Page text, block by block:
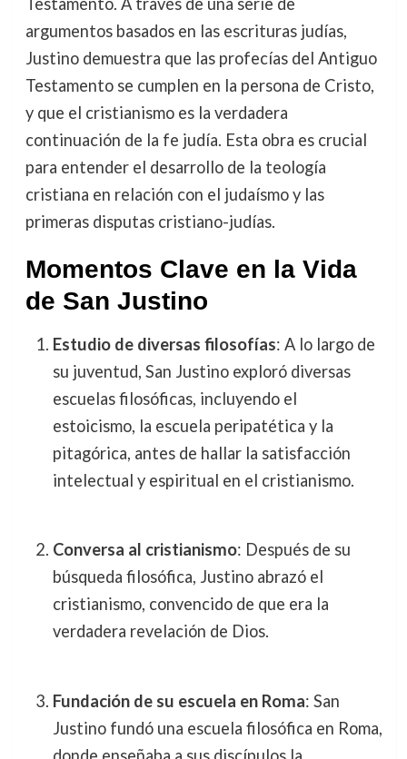
argumentos basados en las escrituras judías,
Justino demuestra que las profecías del Antiguo
Testamento se cumplen en la persona de Cristo,
y que el cristianismo es la verdadera
continuación de la fe judía. Esta obra es crucial
para entender el desarrollo de la teología
cristiana en relación con el judaísmo y las
primeras disputas cristiano-judías.
Momentos Clave en la Vida
de San Justino
Estudio de diversas filosofías: A lo largo de
su juventud, San Justino exploró diversas
escuelas filosóficas, incluyendo el
estoicismo, la escuela peripatética y la
pitagórica, antes de hallar la satisfacción
intelectual y espiritual en el cristianismo.
Conversa al cristianismo: Después de su
búsqueda filosófica, Justino abrazó el
cristianismo, convencido de que era la
verdadera revelación de Dios.
Fundación de su escuela en Roma: San
Justino fundó una escuela filosófica en Roma,